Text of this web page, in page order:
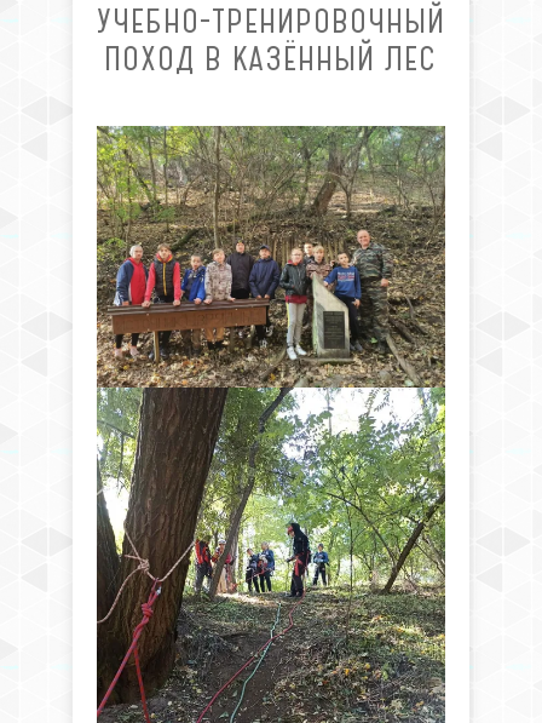
УЧЕБНО-ТРЕНИРОВОЧНЫЙ
ПОХОД В КАЗËННЫЙ ЛЕС